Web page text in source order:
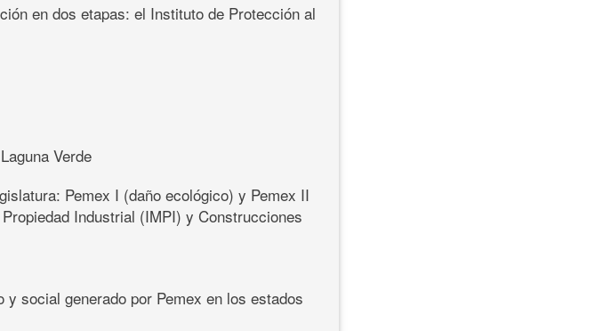
en dos etapas: el Instituto de Protección al
Verde
Pemex I (daño ecológico) y Pemex II
Industrial (IMPI) y Construcciones
social generado por Pemex en los estados